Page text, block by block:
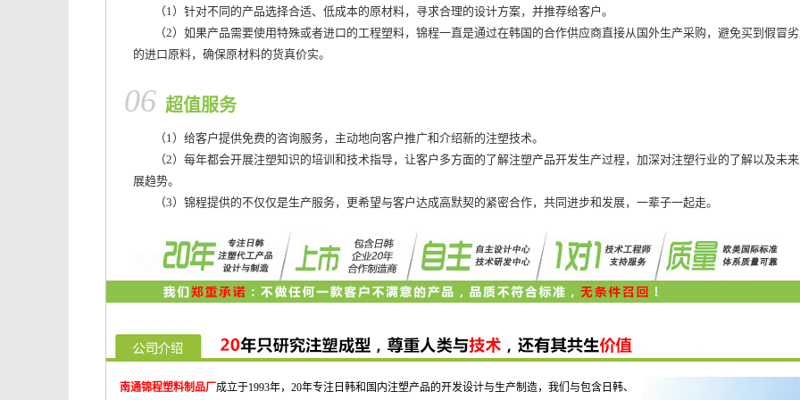
（1）针对不同的产品选择合适、低成本的原材料，寻求合理的设计方案，并推荐给客户。
（2）如果产品需要使用特殊或者进口的工程塑料，锦程一直是通过在韩国的合作供应商直接从国外生产采购，避免买到假冒
的进口原料，确保原材料的货真价实。
06 超值服务
（1）给客户提供免费的咨询服务，主动地向客户推广和介绍新的注塑技术。
（2）每年都会开展注塑知识的培训和技术指导，让客户多方面的了解注塑产品开发生产过程，加深对注塑行业的了解以及未
展趋势。
（3）锦程提供的不仅仅是生产服务，更希望与客户达成高默契的紧密合作，共同进步和发展，一辈子一起走。
南通锦程塑料制品厂成立于1993年，20年专注日韩和国内注塑产品的开发设计与生产制造，我们与包含日韩、